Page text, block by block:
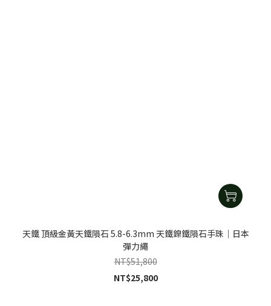
天鐵 頂級金黃天鐵隕石 5.8-6.3mm 天鐵鎳鐵隕石手珠｜日本
彈力繩
NT$51,800
NT$25,800